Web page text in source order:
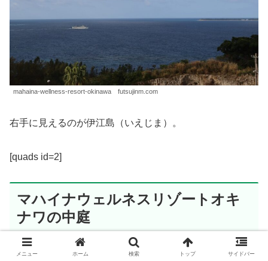
mahaina-wellness-resort-okinawa futsujinm.com
右手に見えるのが伊江島（いえじま）。
[quads id=2]
マハイナウェルネスリゾートオキ
ナワの中庭
メニュー ホーム 検索 トップ サイドバー